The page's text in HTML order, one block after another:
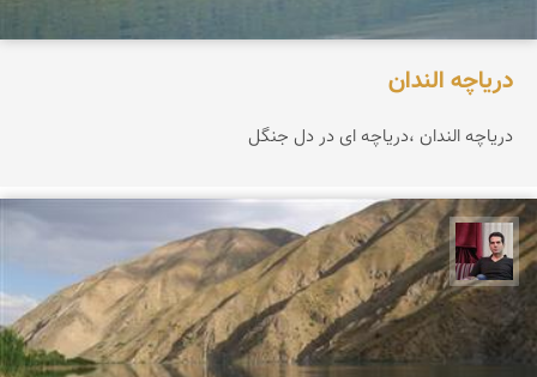
دریاچه الندان
دریاچه الندان ،دریاچه ای در دل جنگل
مجیدرضا افشاریان